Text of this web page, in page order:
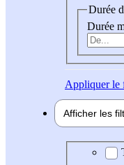
Durée
Durée
Appliquerle
Afficher les
Durée